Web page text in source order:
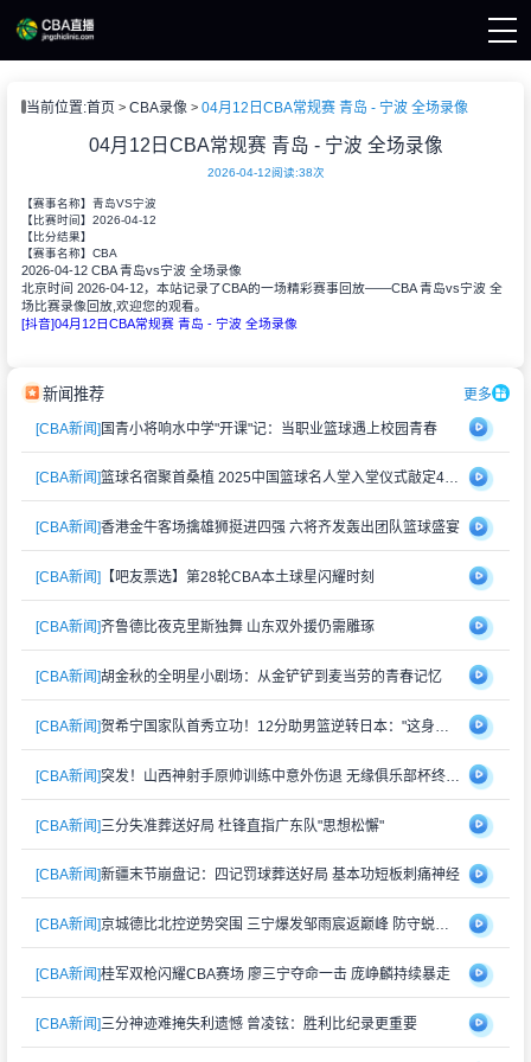
播
当前位置:首页 CBA录像 04月12日CBA常规赛 青岛 - 宁波 全场录像
04月12日CBA常规赛 青岛 - 宁波 全场录像
2026-04-12阅读:38次
【赛事名称】 青岛VS宁波
【比赛时间】 2026-04-12
【比分结果】
【赛事名称】 CBA
2026-04-12 CBA 青岛vs宁波 全场录像
北京时间 2026-04-12，本站记录了CBA的一场精彩赛事回放——CBA 青岛vs宁波 全
场比赛录像回放,欢迎您的观看。
[抖音]04月12日CBA常规赛 青岛 - 宁波 全场录像
新闻推荐 更多
[CBA新闻]国青小将响水中学"开课"记：当职业篮球遇上校园青春
[CBA新闻] 篮球名宿聚首桑植 2025中国篮球名人堂入堂仪式敲定4月举办
[CBA新闻]香港金牛客场擒雄狮挺进四强 六将齐发轰出团队篮球盛宴
[CBA新闻] 【吧友票选】第28轮CBA本土球星闪耀时刻
[CBA新闻]齐鲁德比夜克里斯独舞 山东双外援仍需雕琢
[CBA新闻]胡金秋的全明星小剧场：从金铲铲到麦当劳的青春记忆
[CBA新闻] 贺希宁国家队首秀立功！12分助男篮逆转日本："这身战袍再累也值"
[CBA新闻] 突发！山西神射手原帅训练中意外伤退 无缘俱乐部杯终极对决
[CBA新闻]三分失准葬送好局 杜锋直指广东队"思想松懈"
[CBA新闻]新疆末节崩盘记：四记罚球葬送好局 基本功短板刺痛神经
[CBA新闻] 京城德比北控逆势突围 三宁爆发邹雨宸返巅峰 防守蜕变成关键
[CBA新闻]桂军双枪闪耀CBA赛场 廖三宁夺命一击 庞峥麟持续暴走
[CBA新闻]三分神迹难掩失利遗憾 曾凌铉：胜利比纪录更重要